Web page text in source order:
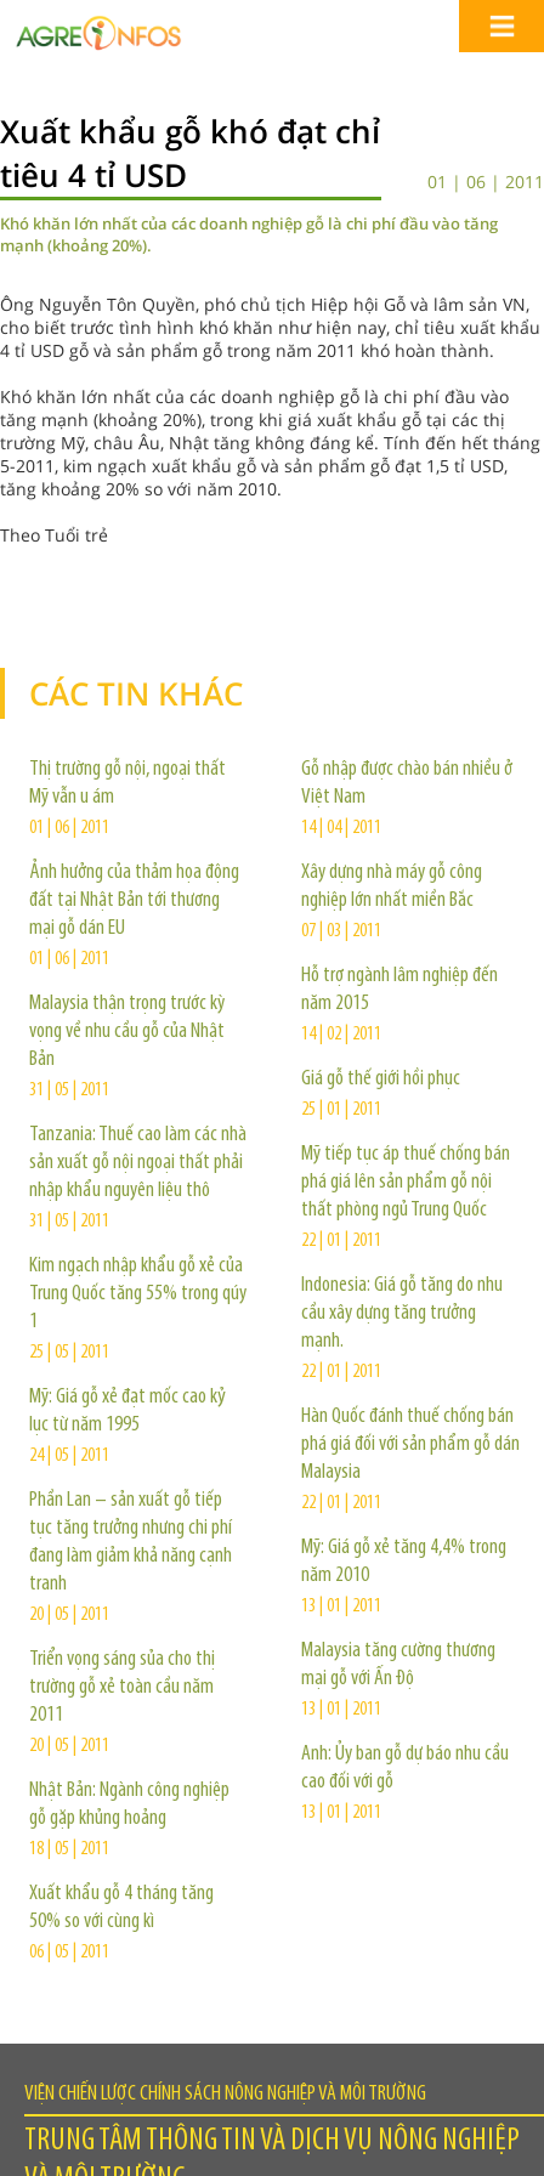
Xuất khẩu gỗ khó đạt chỉ
tiêu 4 tỉ USD
01 | 06 | 2011
Khó khăn lớn nhất của các doanh nghiệp gỗ là chi phí đầu vào tăng
mạnh (khoảng 20%).
Ông Nguyễn Tôn Quyền, phó chủ tịch Hiệp hội Gỗ và lâm sản VN,
cho biết trước tình hình khó khăn như hiện nay, chỉ tiêu xuất khẩu
4 tỉ USD gỗ và sản phẩm gỗ trong năm 2011 khó hoàn thành.
Khó khăn lớn nhất của các doanh nghiệp gỗ là chi phí đầu vào
tăng mạnh (khoảng 20%), trong khi giá xuất khẩu gỗ tại các thị
trường Mỹ, châu Âu, Nhật tăng không đáng kể. Tính đến hết tháng
5-2011, kim ngạch xuất khẩu gỗ và sản phẩm gỗ đạt 1,5 tỉ USD,
tăng khoảng 20% so với năm 2010.
Theo Tuổi trẻ
CÁC TIN KHÁC
Thị trường gỗ nội, ngoại thất
Mỹ vẫn u ám
01 | 06 | 2011
Ảnh hưởng của thảm họa động
đất tại Nhật Bản tới thương
mại gỗ dán EU
01 | 06 | 2011
Malaysia thận trọng trước kỳ
vọng về nhu cầu gỗ của Nhật
Bản
31 | 05 | 2011
Tanzania: Thuế cao làm các nhà
sản xuất gỗ nội ngoại thất phải
nhập khẩu nguyên liệu thô
31 | 05 | 2011
Kim ngạch nhập khẩu gỗ xẻ của
Trung Quốc tăng 55% trong qúy
1
25 | 05 | 2011
Mỹ: Giá gỗ xẻ đạt mốc cao kỷ
lục từ năm 1995
24 | 05 | 2011
Phần Lan – sản xuất gỗ tiếp
tục tăng trưởng nhưng chi phí
đang làm giảm khả năng cạnh
tranh
20 | 05 | 2011
Triển vọng sáng sủa cho thị
trường gỗ xẻ toàn cầu năm
2011
20 | 05 | 2011
Nhật Bản: Ngành công nghiệp
gỗ gặp khủng hoảng
18 | 05 | 2011
Xuất khẩu gỗ 4 tháng tăng
50% so với cùng kì
06 | 05 | 2011
Gỗ nhập được chào bán nhiều ở
Việt Nam
14 | 04 | 2011
Xây dựng nhà máy gỗ công
nghiệp lớn nhất miền Bắc
07 | 03 | 2011
Hỗ trợ ngành lâm nghiệp đến
năm 2015
14 | 02 | 2011
Giá gỗ thế giới hồi phục
25 | 01 | 2011
Mỹ tiếp tục áp thuế chống bán
phá giá lên sản phẩm gỗ nội
thất phòng ngủ Trung Quốc
22 | 01 | 2011
Indonesia: Giá gỗ tăng do nhu
cầu xây dựng tăng trưởng
mạnh.
22 | 01 | 2011
Hàn Quốc đánh thuế chống bán
phá giá đối với sản phẩm gỗ dán
Malaysia
22 | 01 | 2011
Mỹ: Giá gỗ xẻ tăng 4,4% trong
năm 2010
13 | 01 | 2011
Malaysia tăng cường thương
mại gỗ với Ấn Độ
13 | 01 | 2011
Anh: Ủy ban gỗ dự báo nhu cầu
cao đối với gỗ
13 | 01 | 2011
VIỆN CHIẾN LƯỢC CHÍNH SÁCH NÔNG NGHIỆP VÀ MÔI TRƯỜNG
TRUNG TÂM THÔNG TIN VÀ DỊCH VỤ NÔNG NGHIỆP